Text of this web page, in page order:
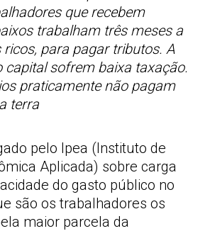
que recebem
trabalham três meses a
para pagar tributos. A
capital sofrem baixa taxação.
praticamente não pagam
terra
pelo Ipea (Instituto de
Aplicada) sobre carga
do gasto público no
são os trabalhadores os
maior parcela da